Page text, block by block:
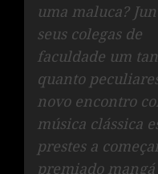
uma maluca?
seus colegas de
faculdade um
quanto
novo encontro
música clássica
prestes a
premiado mangá